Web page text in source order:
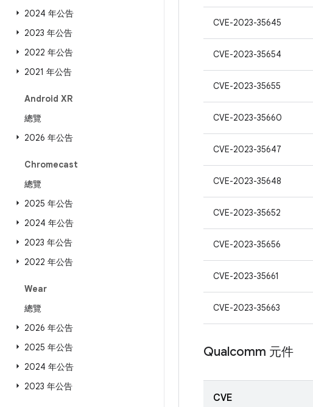
2024 年公告
2023 年公告
2022 年公告
2021 年公告
Android XR
總覽
2026 年公告
Chromecast
總覽
2025 年公告
2024 年公告
2023 年公告
2022 年公告
Wear
總覽
2026 年公告
2025 年公告
2024 年公告
2023 年公告
CVE-2023-35645
CVE-2023-35654
CVE-2023-35655
CVE-2023-35660
CVE-2023-35647
CVE-2023-35648
CVE-2023-35652
CVE-2023-35656
CVE-2023-35661
CVE-2023-35663
Qualcomm 元件
CVE